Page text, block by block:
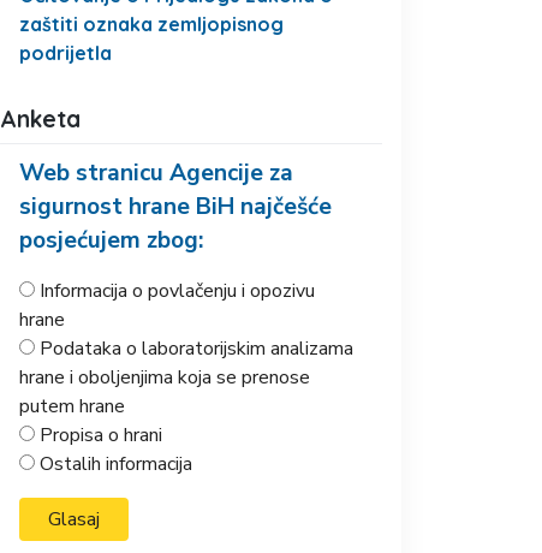
zaštiti oznaka zemljopisnog
podrijetla
Anketa
Web stranicu Agencije za
sigurnost hrane BiH najčešće
posjećujem zbog:
Informacija o povlačenju i opozivu
hrane
Podataka o laboratorijskim analizama
hrane i oboljenjima koja se prenose
putem hrane
Propisa o hrani
Ostalih informacija